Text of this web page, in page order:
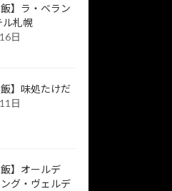
飯】ラ・ベラン
ル札幌
日
飯】味処たけだ
日
飯】オールデ
グ・ヴェルデ